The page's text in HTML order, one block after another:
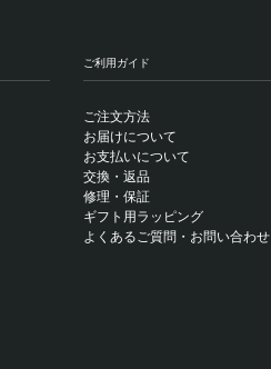
ご利用ガイド
ご注文方法
お届けについて
お支払いについて
交換・返品
修理・保証
ギフト用ラッピング
よくあるご質問・お問い合わせ